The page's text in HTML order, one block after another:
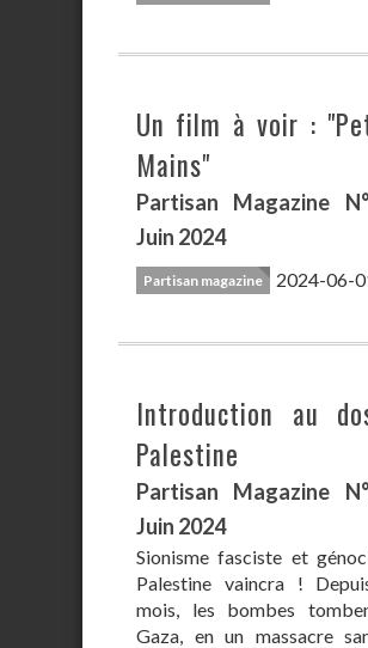
Un film à voir :
Mains"
Partisan Magazine
Juin 2024
Partisan magazine 2024-06-
Introduction au
Palestine
Partisan Magazine
Juin 2024
Sionisme fasciste et
Palestine vaincra !
mois, les bombes
Gaza, en un massacre